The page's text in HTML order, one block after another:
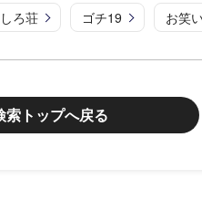
ろ荘 ゴチ19 お笑
索トップへ戻る